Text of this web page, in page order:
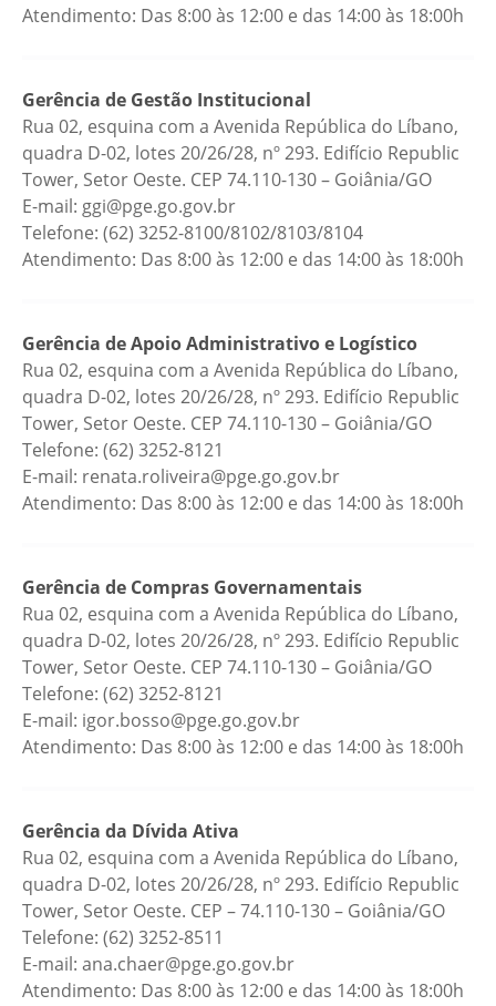
Atendimento: Das 8:00 às 12:00 e das 14:00 às 18:00h
Gerência de Gestão Institucional
Rua 02, esquina com a Avenida República do Líbano,
quadra D-02, lotes 20/26/28, nº 293. Edifício Republic
Tower, Setor Oeste. CEP 74.110-130 – Goiânia/GO
E-mail: ggi@pge.go.gov.br
Telefone: (62) 3252-8100/8102/8103/8104
Atendimento: Das 8:00 às 12:00 e das 14:00 às 18:00h
Gerência de Apoio Administrativo e Logístico
Rua 02, esquina com a Avenida República do Líbano,
quadra D-02, lotes 20/26/28, nº 293. Edifício Republic
Tower, Setor Oeste. CEP 74.110-130 – Goiânia/GO
Telefone: (62) 3252-8121
E-mail: renata.roliveira@pge.go.gov.br
Atendimento: Das 8:00 às 12:00 e das 14:00 às 18:00h
Gerência de Compras Governamentais
Rua 02, esquina com a Avenida República do Líbano,
quadra D-02, lotes 20/26/28, nº 293. Edifício Republic
Tower, Setor Oeste. CEP 74.110-130 – Goiânia/GO
Telefone: (62) 3252-8121
E-mail: igor.bosso@pge.go.gov.br
Atendimento: Das 8:00 às 12:00 e das 14:00 às 18:00h
Gerência da Dívida Ativa
Rua 02, esquina com a Avenida República do Líbano,
quadra D-02, lotes 20/26/28, nº 293. Edifício Republic
Tower, Setor Oeste. CEP – 74.110-130 – Goiânia/GO
Telefone: (62) 3252-8511
E-mail: ana.chaer@pge.go.gov.br
Atendimento: Das 8:00 às 12:00 e das 14:00 às 18:00h